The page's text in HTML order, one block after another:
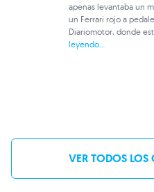
apenas levantaba un
un Ferrari rojo a
Diariomotor, donde
leyendo...
VER TODOS